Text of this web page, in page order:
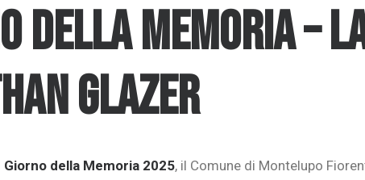
DELLA MEMORIA
Glazer
Giorno della Memoria 2025, il Comune di Montelupo